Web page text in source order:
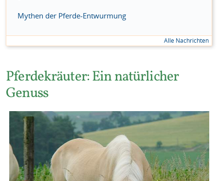
Mythen der Pferde-Entwurmung
Alle Nachrichten
Pferdekräuter: Ein natürlicher
Genuss